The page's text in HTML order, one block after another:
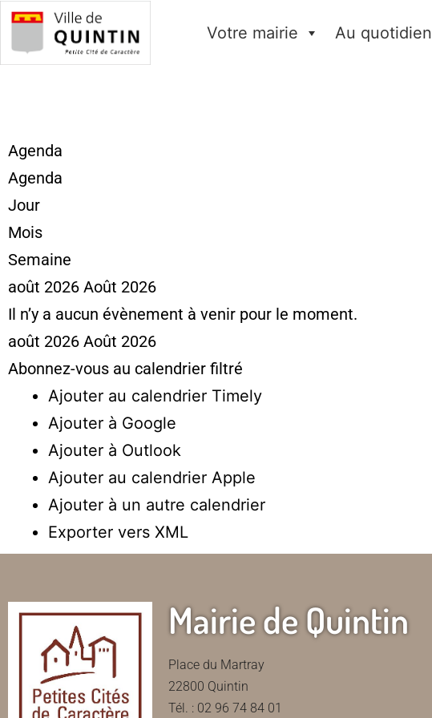
Votre mairie Au quotidien
Agenda
Agenda
Jour
Mois
Semaine
août 2026 Août 2026
Il n’y a aucun évènement à venir pour le moment.
août 2026 Août 2026
Abonnez-vous au calendrier filtré
Ajouter au calendrier Timely
Ajouter à Google
Ajouter à Outlook
Ajouter au calendrier Apple
Ajouter à un autre calendrier
Exporter vers XML
Mairie de Quintin
Place du Martray
22800 Quintin
Tél. : 02 96 74 84 01